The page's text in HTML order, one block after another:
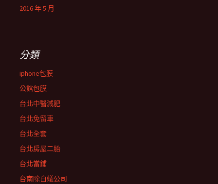
2016 年 5 月
分類
iphone包膜
公館包膜
台北中醫減肥
台北免留車
台北全套
台北房屋二胎
台北當鋪
台南除白蟻公司